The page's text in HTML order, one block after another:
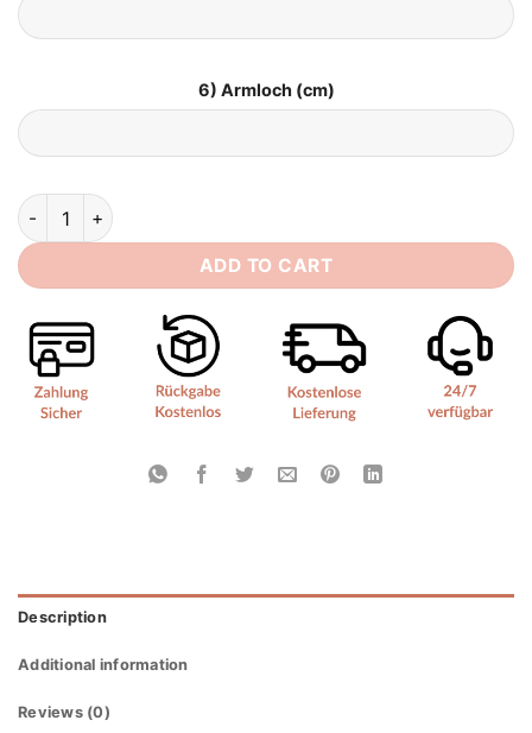
6) Armloch (cm)
Boho Style Brautkleide quantity
ADD TO CART
Description
Additional information
Reviews (0)